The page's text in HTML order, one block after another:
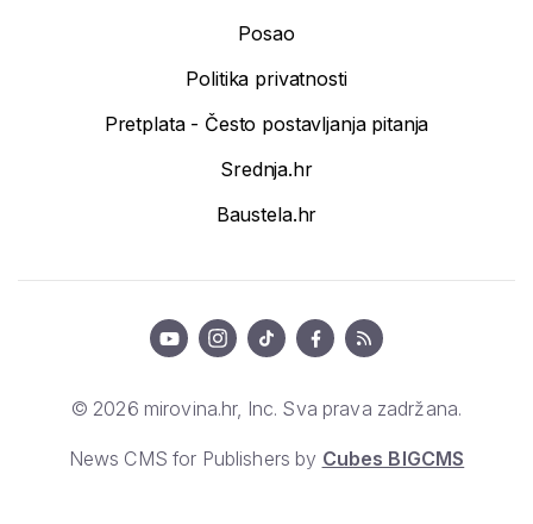
Posao
Politika privatnosti
Pretplata - Često postavljanja pitanja
Srednja.hr
Baustela.hr
© 2026 mirovina.hr, Inc. Sva prava zadržana.
News CMS for Publishers by Cubes BIGCMS